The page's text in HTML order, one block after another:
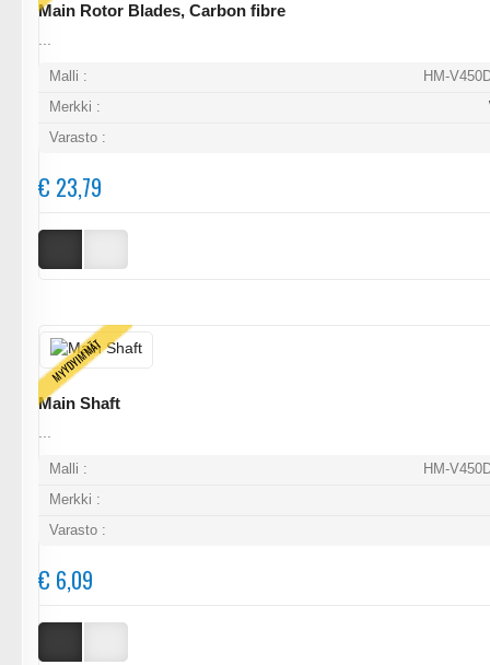
Main Rotor Blades, Carbon fibre
Malli :
HM-
Merkki :
Varasto :
€ 23,79
MYYDYIMMÄT
Main Shaft
Malli :
HM-
Merkki :
Varasto :
€ 6,09